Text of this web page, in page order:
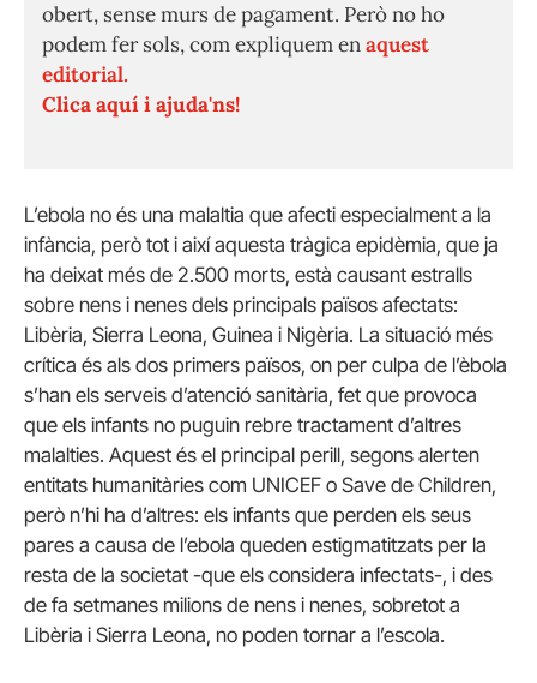
obert, sense murs de pagament. Però no ho
podem fer sols, com expliquem enaquest
editorial.
Clica aquí i ajuda'ns!
L’ebola no és una malaltia que afecti especialment a la
infància, però tot i així aquesta tràgica epidèmia, que ja
ha deixat més de 2.500 morts, està causant estralls
sobre nens i nenes dels principals països afectats:
Libèria, Sierra Leona, Guinea i Nigèria. La situació més
crítica és als dos primers països, on per culpa de l’èbola
s’han els serveis d’atenció sanitària, fet que provoca
que els infants no puguin rebre tractament d’altres
malalties. Aquest és el principal perill, segons alerten
entitats humanitàries com UNICEF o Save de Children,
però n’hi ha d’altres: els infants que perden els seus
pares a causa de l’ebola queden estigmatitzats per la
resta de la societat -que els considera infectats-, i des
de fa setmanes milions de nens i nenes, sobretot a
Libèria i Sierra Leona, no poden tornar a l’escola.